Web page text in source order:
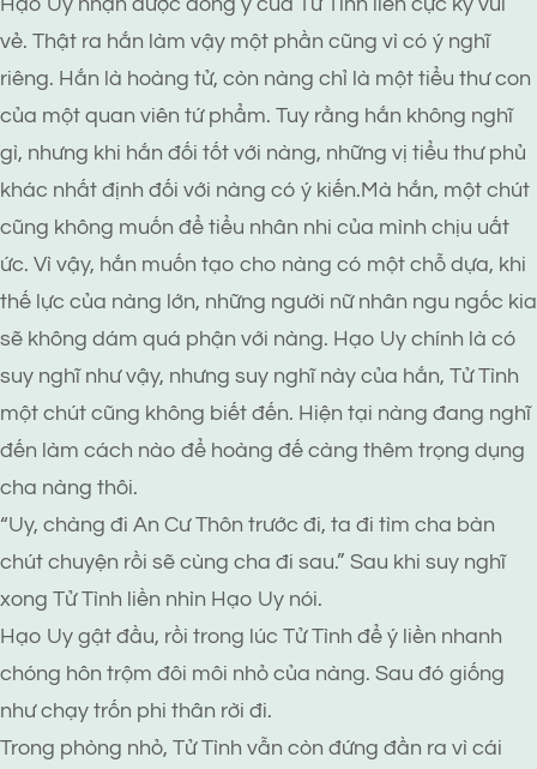
vẻ. Thật ra hắn làm vậy một phần cũng vì có ý nghĩ
riêng. Hắn là hoàng tử, còn nàng chỉ là một tiểu thư con
của một quan viên tứ phẩm. Tuy rằng hắn không nghĩ
gì, nhưng khi hắn đối tốt với nàng, những vị tiểu thư phủ
khác nhất định đối với nàng có ý kiến.Mà hắn, một chút
cũng không muốn để tiểu nhân nhi của mình chịu uất
ức. Vì vậy, hắn muốn tạo cho nàng có một chỗ dựa, khi
thế lực của nàng lớn, những người nữ nhân ngu ngốc kia
sẽ không dám quá phận với nàng. Hạo Uy chính là có
suy nghĩ như vậy, nhưng suy nghĩ này của hắn, Tử Tình
một chút cũng không biết đến. Hiện tại nàng đang nghĩ
đến làm cách nào để hoàng đế càng thêm trọng dụng
cha nàng thôi.
“Uy, chàng đi An Cư Thôn trước đi, ta đi tìm cha bàn
chút chuyện rồi sẽ cùng cha đi sau.” Sau khi suy nghĩ
xong Tử Tình liền nhìn Hạo Uy nói.
Hạo Uy gật đầu, rồi trong lúc Tử Tình để ý liền nhanh
chóng hôn trộm đôi môi nhỏ của nàng. Sau đó giống
như chạy trốn phi thân rời đi.
Trong phòng nhỏ, Tử Tình vẫn còn đứng đần ra vì cái